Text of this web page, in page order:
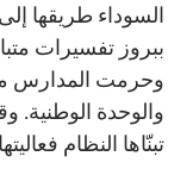
السوداء طريقها
ببروز تفسيرات
وحرمت المدارس
والوحدة الوطنية.
تبنّاها النظام